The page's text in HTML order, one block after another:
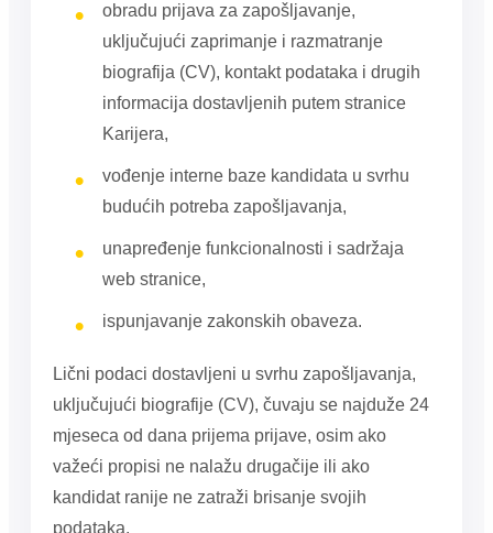
obradu prijava za zapošljavanje,
uključujući zaprimanje i razmatranje
biografija (CV), kontakt podataka i drugih
informacija dostavljenih putem stranice
Karijera,
vođenje interne baze kandidata u svrhu
budućih potreba zapošljavanja,
unapređenje funkcionalnosti i sadržaja
web stranice,
ispunjavanje zakonskih obaveza.
Lični podaci dostavljeni u svrhu zapošljavanja,
uključujući biografije (CV), čuvaju se najduže 24
mjeseca od dana prijema prijave, osim ako
važeći propisi ne nalažu drugačije ili ako
kandidat ranije ne zatraži brisanje svojih
podataka.